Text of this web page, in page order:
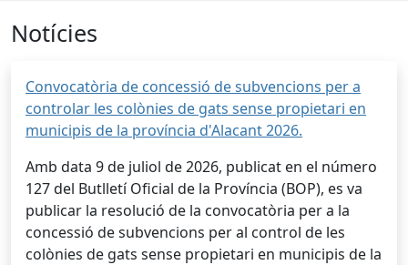
Notícies
Convocatòria de concessió de subvencions per a
controlar les colònies de gats sense propietari en
municipis de la província d'Alacant 2026.
Amb data 9 de juliol de 2026, publicat en el número
127 del Butlletí Oficial de la Província (BOP), es va
publicar la resolució de la convocatòria per a la
concessió de subvencions per al control de les
colònies de gats sense propietari en municipis de la